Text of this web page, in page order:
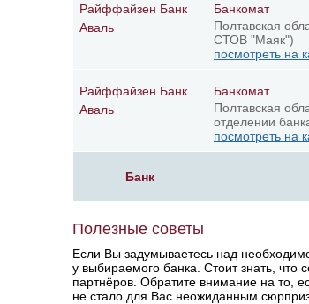
Банк
Райффайзен Банк
Аваль
Банкомат
Полтавская
СТОВ "Маяк")
посмотреть на
Райффайзен Банк
Аваль
Банкомат
Полтавская
отделении
посмотреть на
Полезные советы
Если Вы задумываетесь над
у выбираемого банка. Стоит знать, что
партнёров. Обратите внимание на то,
не стало для Вас неожиданным